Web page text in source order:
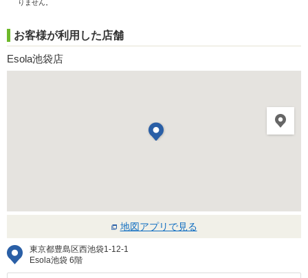
りません。
お客様が利用した店舗
Esola池袋店
地図アプリで見る
東京都豊島区西池袋1-12-1
Esola池袋 6階